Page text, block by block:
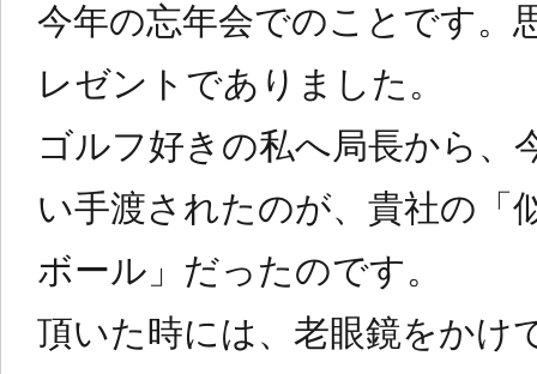
今年の忘年会でのことです。
レゼントでありました。
ゴルフ好きの私へ局長から、
い手渡されたのが、貴社の「
ボール」だったのです。
頂いた時には、老眼鏡をかけ